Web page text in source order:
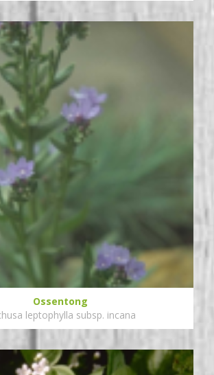
Ossentong
leptophylla subsp. incana